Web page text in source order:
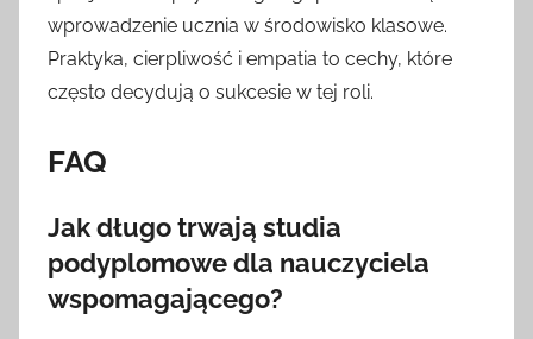
wprowadzenie ucznia w środowisko klasowe.
Praktyka, cierpliwość i empatia to cechy, które
często decydują o sukcesie w tej roli.
FAQ
Jak długo trwają studia
podyplomowe dla nauczyciela
wspomagającego?